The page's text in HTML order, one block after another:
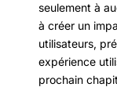
seulement à
à créer un
utilisateurs,
expérience
prochain